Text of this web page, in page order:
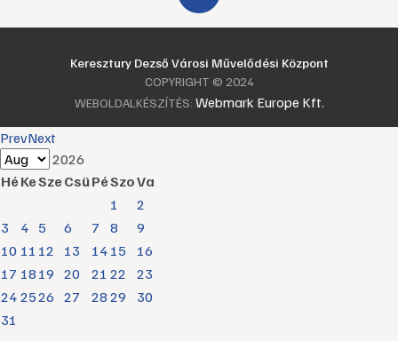
Keresztury Dezső Városi Művelődési Központ
COPYRIGHT © 2024
WEBOLDALKÉSZÍTÉS: Webmark Europe Kft.
PrevNext
2026
HéKeSzeCsüPéSzoVa
1
2
3
4 5 6 7 8
9
10 11 12 13 14 15
16
17 18 19 20 21 22
23
24 2526 27 28 29
30
31